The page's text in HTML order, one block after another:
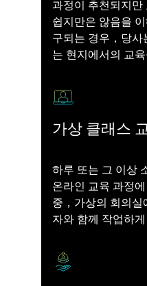
과정이 추천되지만
쉽지만은 않음을
구되는 경우，당사
는 현지에서의 교
가상 클래스
하루 또는 그 이상
온라인 교육 과정
중，가상의 회의실
자와 함께 작업하게